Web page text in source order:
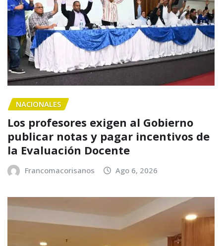
NACIONALES
Los profesores exigen al Gobierno
publicar notas y pagar incentivos de
la Evaluación Docente
Francomacorisanos Ago 6, 2026